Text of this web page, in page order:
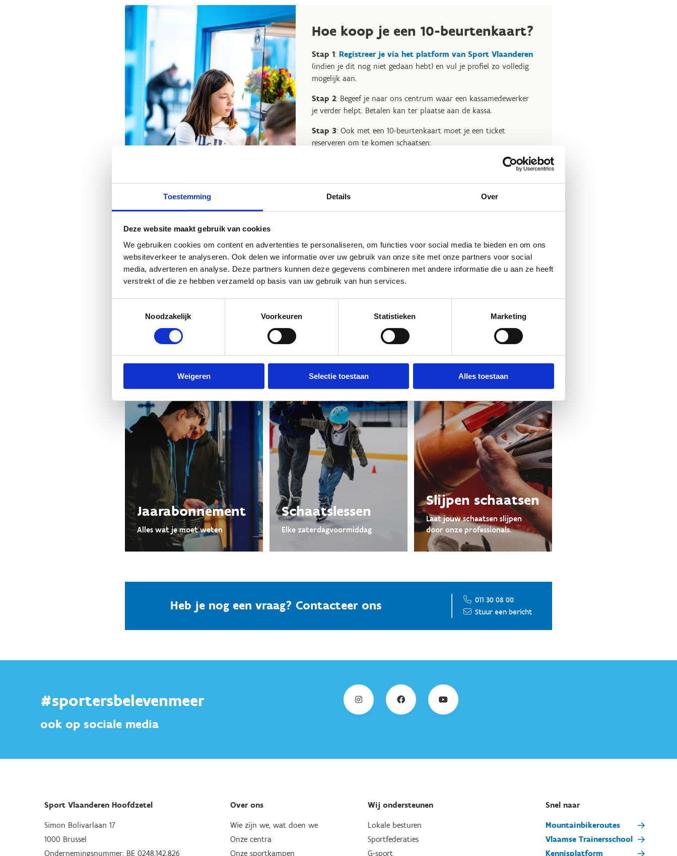
Toestemming Details Over
Deze website maakt gebruik van cookies
We gebruiken cookies om content en advertenties te personaliseren, om functies voor social media te bieden en om ons
websiteverkeer te analyseren. Ook delen we informatie over uw gebruik van onze site met onze partners voor social
media, adverteren en analyse. Deze partners kunnen deze gegevens combineren met andere informatie die u aan ze heeft
verstrekt of die ze hebben verzameld op basis van uw gebruik van hun services.
Noodzakelijk
Voorkeuren Statistieken Marketing
Weigeren Selectie toestaan Alles toestaan
Hoe koop je een 10-beurtenkaart?
Stap 1: Registreer je via het platform van Sport Vlaanderen
(indien je dit nog niet gedaan hebt) en vul je profiel zo volledig
mogelijk aan.
Stap 2: Begeef je naar ons centrum waar een kassamedewerker
je verder helpt. Betalen kan ter plaatse aan de kassa.
Stap 3: Ook met een 10-beurtenkaart moet je een ticket
reserveren om te komen schaatsen:
en selecteer onderaan je
natuurlijk zeker van jouw plekje op het ijs.
Je kan het ook aan de kassa regelen maar dan bestaat de
kans dat de ijsbaan volzet is.
dus!
Ook interessant voor jou
Jaarabonnement
Alles wat je moet weten
Schaatslessen
Elke zaterdagvoormiddag
Slijpen schaatsen
Laat jouw schaatsen slijpen
door onze professionals.
Heb je nog een vraag? Contacteer ons
011 30 08 00
Stuur een bericht
#sportersbelevenmeer
ook op sociale media
Sport Vlaanderen Hoofdzetel
Simon Bolivarlaan 17
1000 Brussel
Ondernemingsnummer: BE 0248.142.826
Over ons
Wie zijn we, wat doen we
Onze centra
Onze sportkampen
Wij ondersteunen
Lokale besturen
Sportfederaties
G-sport
Snel naar
Mountainbikeroutes
Vlaamse Trainersschool
Kennisplatform